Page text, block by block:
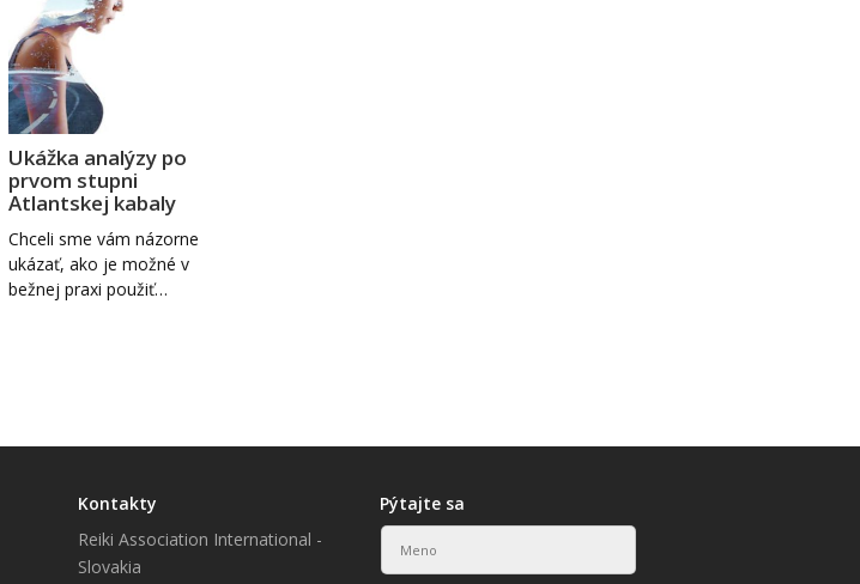
Ukážka analýzy po
prvom stupni
Atlantskej kabaly
Chceli sme vám názorne
ukázať, ako je možné v
bežnej praxi použiť…
Kontakty
Reiki Association International -
Slovakia
Pýtajte sa